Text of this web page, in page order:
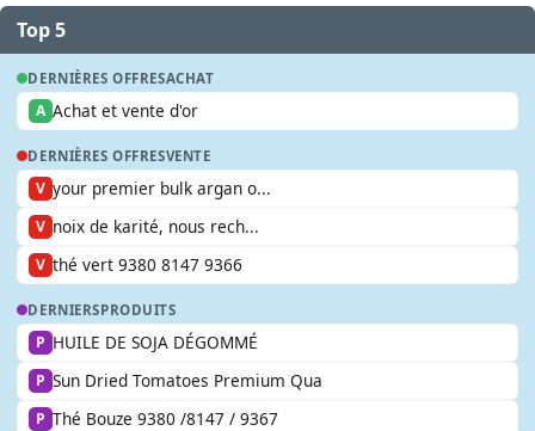
Top 5
DERNIÈRES OFFRESACHAT
A Achat et vente d'or
DERNIÈRES OFFRESVENTE
V your premier bulk argan o...
V noix de karité, nous rech...
V thé vert 9380 8147 9366
DERNIERSPRODUITS
P HUILE DE SOJA DÉGOMMÉ
P Sun Dried Tomatoes Premium Qua
P Thé Bouze 9380 /8147 / 9367